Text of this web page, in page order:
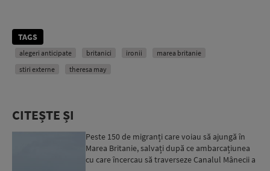
TAGS
alegeri anticipate britanici ironii
marea britanie
stiri externe
theresa may
CITEȘTE ȘI
Peste 150 de migranți care voiau să ajungă în
Marea Britanie, salvați după ce ambarcațiunea
cu care încercau să traverseze Canalul Mânecii a